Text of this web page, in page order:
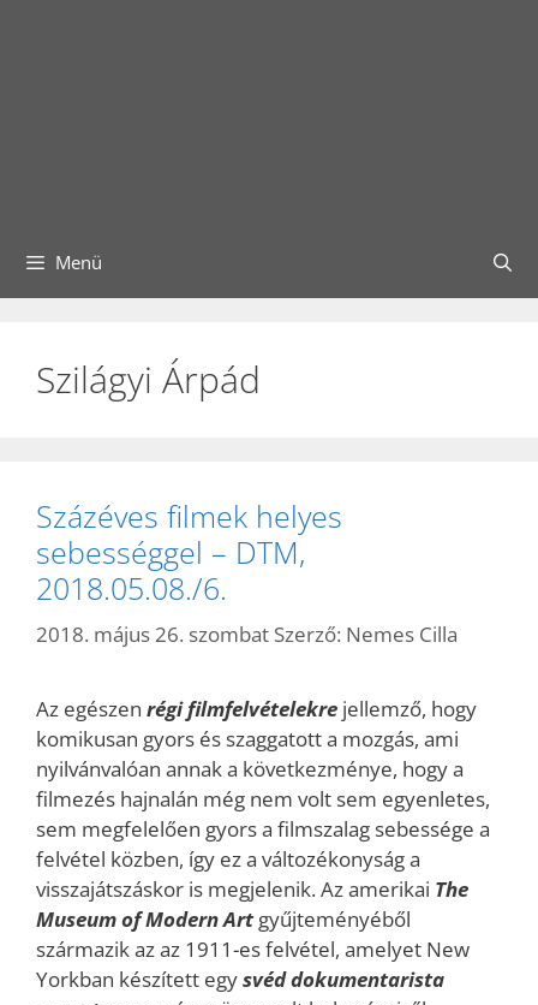
Menü
Szilágyi Árpád
Százéves filmek helyes
sebességgel – DTM,
2018.05.08./6.
2018. május 26. szombat Szerző: Nemes Cilla
Az egészen régi filmfelvételekre jellemző, hogy
komikusan gyors és szaggatott a mozgás, ami
nyilvánvalóan annak a következménye, hogy a
filmezés hajnalán még nem volt sem egyenletes,
sem megfelelően gyors a filmszalag sebessége a
felvétel közben, így ez a változékonyság a
visszajátszáskor is megjelenik. Az amerikai The
Museum of Modern Art gyűjteményéből
származik az az 1911-es felvétel, amelyet New
Yorkban készített egysvéd dokumentarista